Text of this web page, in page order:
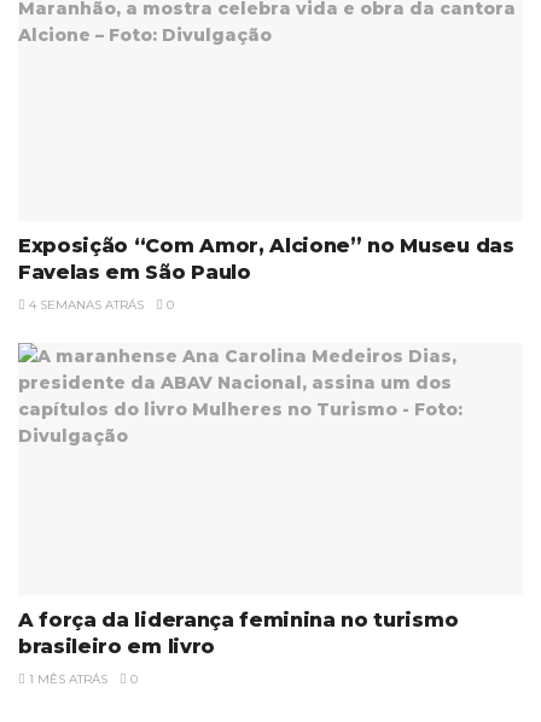
Exposição “Com Amor, Alcione” no Museu das
Favelas em São Paulo
4 SEMANAS ATRÁS 0
A força da liderança feminina no turismo
brasileiro em livro
1 MÊS ATRÁS 0